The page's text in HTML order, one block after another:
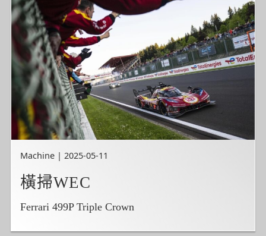
Machine | 2025-05-11
橫掃WEC
Ferrari 499P Triple Crown